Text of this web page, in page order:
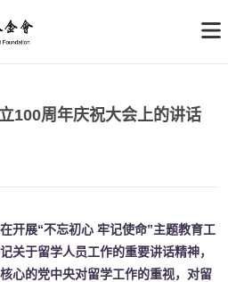
100周年庆祝大会上的讲话
展“不忘初心 牢记使命”主题教育工
关于留学人员工作的重要讲话精神，
心的党中央对留学工作的重视，对留